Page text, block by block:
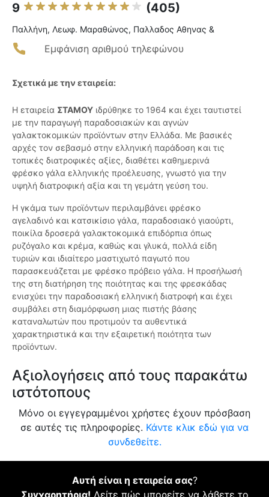
9 (405)
Παλλήνη, Λεωφ. Μαραθώνος, Παλλαδος Αθηνας &
Εμφάνιση αριθμού τηλεφώνου
Σχετικά με την εταιρεία:
Η εταιρεία ΣΤΑΜΟΥ ιδρύθηκε το 1964 και έχει ταυτιστεί
με την παραγωγή παραδοσιακών και αγνών
γαλακτοκομικών προϊόντων στην Ελλάδα. Με βασικές
αρχές τον σεβασμό στην ελληνική παράδοση και τις
τοπικές διατροφικές αξίες, διαθέτει καθημερινά
φρέσκο γάλα ελληνικής προέλευσης, γνωστό για την
υψηλή διατροφική αξία και τη γεμάτη γεύση του.
Η γκάμα των προϊόντων περιλαμβάνει φρέσκο
αγελαδινό και κατσικίσιο γάλα, παραδοσιακό γιαούρτι,
ποικίλα δροσερά γαλακτοκομικά επιδόρπια όπως
ρυζόγαλο και κρέμα, καθώς και γλυκά, πολλά είδη
τυριών και ιδιαίτερο μαστιχωτό παγωτό που
παρασκευάζεται με φρέσκο πρόβειο γάλα. Η προσήλωσή
της στη διατήρηση της ποιότητας και της φρεσκάδας
ενισχύει την παραδοσιακή ελληνική διατροφή και έχει
συμβάλει στη διαμόρφωση μιας πιστής βάσης
καταναλωτών που προτιμούν τα αυθεντικά
χαρακτηριστικά και την εξαιρετική ποιότητα των
προϊόντων.
Αξιολογήσεις από τους παρακάτω
ιστότοπους
Μόνο οι εγγεγραμμένοι χρήστες έχουν πρόσβαση
σε αυτές τις πληροφορίες. Κάντε κλικ εδώ για να
συνδεθείτε.
Αυτή είναι η εταιρεία σας?